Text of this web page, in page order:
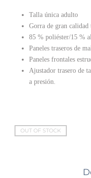
Talla única adulto
Gorra de gran calidad
85 % poliéster/15 %
Paneles traseros de
Paneles frontales
Ajustador trasero de
a presión.
OUT OF STOCK